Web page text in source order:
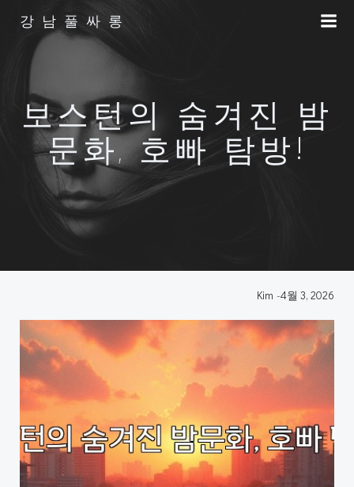
강남풀싸롱
보스턴의 숨겨진 밤
문화, 호빠 탐방!
Kim -4월 3, 2026